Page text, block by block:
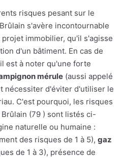
risques pesant sur le
s'avère incontournable
immobilier, qu'il s'agisse
d'un bâtiment. En cas de
est à noter qu'une forte
mérule (aussi appelé
nécessiter d'éviter d'utiliser le
C'est pourquoi, les risques
(79 ) sont listés ci-
naturelle ou humaine :
des risques de 1 à 5), gaz
de 1 à 3), présence de